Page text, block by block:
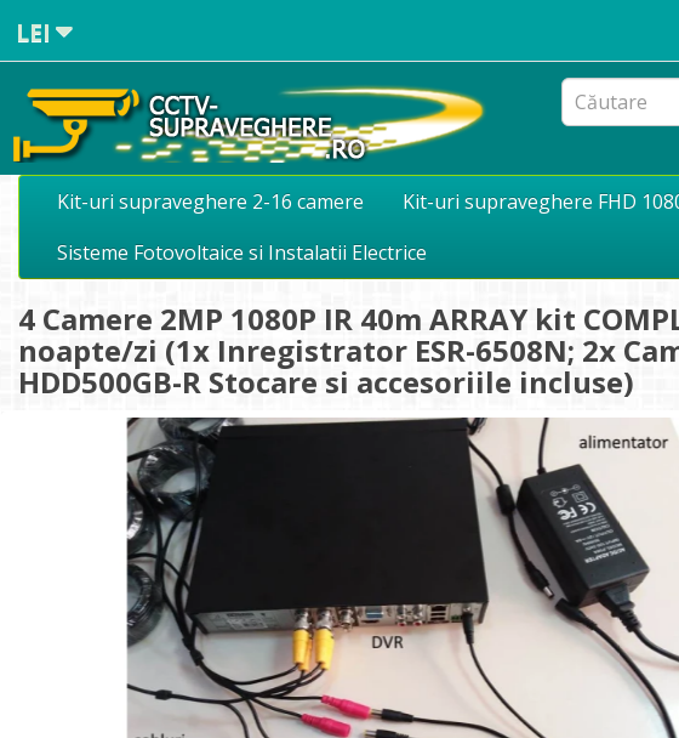
LEI
Kit-uri supraveghere 2-16 camere Kit-uri supraveghere FHD
Sisteme Fotovoltaice si Instalatii Electrice
4 Camere 2MP 1080P IR 40m ARRAY kit
noapte/zi (1x Inregistrator ESR-6508N; 2x
HDD500GB-R Stocare si accesoriile incluse)